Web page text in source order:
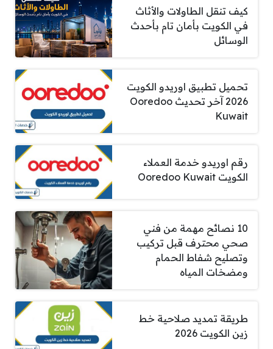
كيف تنقل الطاولات والأثاث
في الكويت بأمان تام بأحدث
الوسائل
تحميل تطبيق اوريدو الكويت
2026 آخر تحديث Ooredoo
Kuwait
رقم اوريدو خدمة العملاء
الكويت Ooredoo Kuwait
10 نصائح مهمة من فني
صحي محترف قبل تركيب
وتصليح شفاط الحمام
ومضخات المياه
طريقة تمديد صلاحية خط
زين الكويت 2026